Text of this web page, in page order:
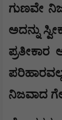
ಗುಣವೇ
ಅದನ್ನು
ನಿಜವಾದ